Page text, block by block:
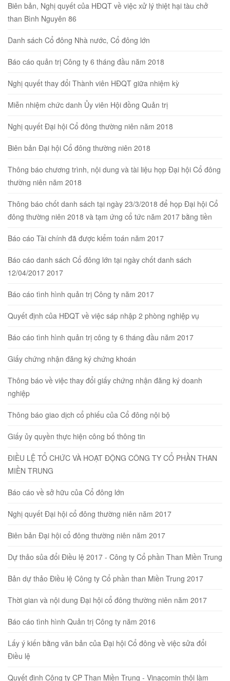
Biên bản, Nghị quyết của HĐQT về việc xử lý thiệt hại tàu chở
than Bình Nguyên 86
Danh sách Cổ đông Nhà nước, Cổ đông lớn
Báo cáo quản trị Công ty 6 tháng đầu năm 2018
Nghị quyết thay đổi Thành viên HĐQT giữa nhiệm kỳ
Miễn nhiệm chức danh Ủy viên Hội đồng Quản trị
Nghị quyết Đại hội Cổ đông thường niên năm 2018
Biên bản Đại hội Cổ đông thường niên 2018
Thông báo chương trình, nội dung và tài liệu họp Đại hội Cổ đông
thường niên năm 2018
Thông báo chốt danh sách tại ngày 23/3/2018 để họp Đại hội Cổ
đông thường niên 2018 và tạm ứng cổ tức năm 2017 bằng tiền
Báo cáo Tài chính đã được kiểm toán năm 2017
Báo cáo danh sách Cổ đông lớn tại ngày chốt danh sách
12/04/2017 2017
Báo cáo tình hình quản trị Công ty năm 2017
Quyết định của HĐQT về việc sáp nhập 2 phòng nghiệp vụ
Báo cáo tình hình quản trị công ty 6 tháng đầu năm 2017
Giấy chứng nhận đăng ký chứng khoán
Thông báo về việc thay đổi giấy chứng nhận đăng ký doanh
nghiệp
Thông báo giao dịch cổ phiếu của Cổ đông nội bộ
Giấy ủy quyền thực hiện công bố thông tin
ĐIỀU LỆ TỔ CHỨC VÀ HOẠT ĐỘNG CÔNG TY CỔ PHẦN THAN
MIỀN TRUNG
Báo cáo về sở hữu của Cổ đông lớn
Nghị quyết Đại hội cổ đông thường niên năm 2017
Biên bản Đại hội cổ đông thường niên năm 2017
Dự thảo sủa đổi Điều lệ 2017 - Công ty Cổ phần Than Miền Trung
Bản dự thảo Điều lệ Công ty Cổ phần than Miền Trung 2017
Thời gian và nội dung Đại hội cổ đông thường niên năm 2017
Báo cáo tình hình Quản trị Công ty năm 2016
Lấy ý kiến bằng văn bản của Đại hội Cổ đông về việc sửa đổi
Điều lệ
Quyết định Công ty CP Than Miền Trung - Vinacomin thôi làm